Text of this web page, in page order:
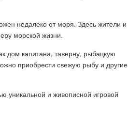
недалеко от моря. Здесь жители и
морской жизни.
дом капитана, таверну, рыбацкую
приобрести свежую рыбу и другие
уникальной и живописной игровой